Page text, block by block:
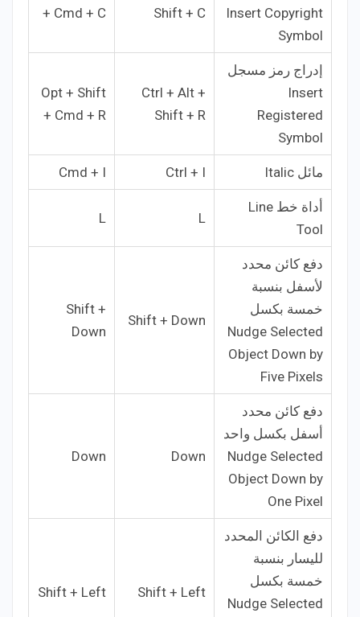
Insert Copyright
Symbol
Shift + C
+ Cmd + C
إدراج رمز مسجل
Insert
Registered
Symbol
Ctrl + Alt +
Shift + R
Opt + Shift
+ Cmd + R
مائل Italic Ctrl + I
Cmd + I
أداة خط Line
Tool
L
L
دفع كائن محدد
لأسفل بنسبة
خمسة بكسل
Nudge Selected
Object Down by
Five Pixels
Shift + Down
Shift +
Down
دفع كائن محدد
أسفل بكسل واحد
Nudge Selected
Object Down by
One Pixel
Down
Down
دفع الكائن المحدد
لليسار بنسبة
خمسة بكسل
Nudge Selected
Shift + Left
Shift + Left